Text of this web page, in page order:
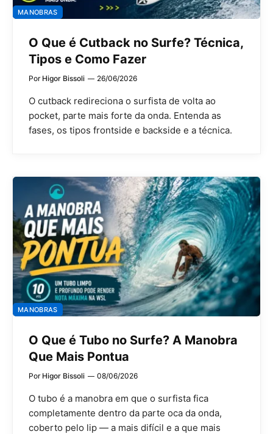
MANOBRAS
O Que é Cutback no Surfe? Técnica,
Tipos e Como Fazer
Por Higor Bissoli 26/06/2026
O cutback redireciona o surfista de volta ao
pocket, parte mais forte da onda. Entenda as
fases, os tipos frontside e backside e a técnica.
MANOBRAS
O Que é Tubo no Surfe? A Manobra
Que Mais Pontua
Por Higor Bissoli 08/06/2026
O tubo é a manobra em que o surfista fica
completamente dentro da parte oca da onda,
coberto pelo lip — a mais difícil e a que mais